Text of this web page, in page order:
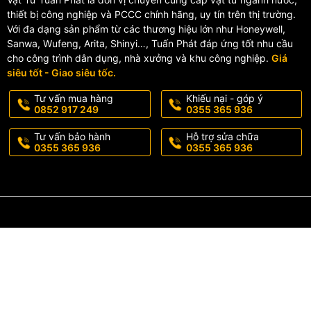
thiết bị công nghiệp và PCCC chính hãng, uy tín trên thị trường.
Với đa dạng sản phẩm từ các thương hiệu lớn như Honeywell,
Sanwa, Wufeng, Arita, Shinyi…, Tuấn Phát đáp ứng tốt nhu cầu
cho công trình dân dụng, nhà xưởng và khu công nghiệp. Giá
siêu tốt - Giao siêu tốc.
Tư vấn mua hàng
0852 917 249
Khiếu nại - góp ý
0355 365 936
Tư vấn bảo hành
0355 365 936
Hỗ trợ sửa chữa
0355 365 936